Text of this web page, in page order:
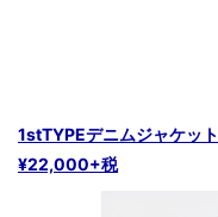
1stTYPEデニムジャケット
¥22,000+税